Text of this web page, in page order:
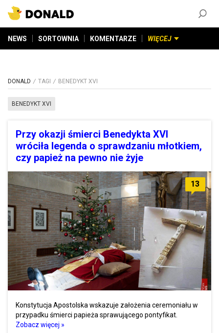
NEWS SORTOWNIA KOMENTARZE WIĘCEJ
DONALD TAGI BENEDYKT XVI
BENEDYKT XVI
Przy okazji śmierci Benedykta XVI
wróciła legenda o sprawdzaniu młotkiem,
czy papież na pewno nie żyje
13
Konstytucja Apostolska wskazuje założenia ceremoniału w
przypadku śmierci papieża sprawującego pontyfikat.
Zobacz więcej »